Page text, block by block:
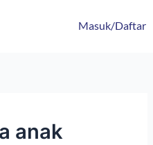
Masuk/Daftar
anak